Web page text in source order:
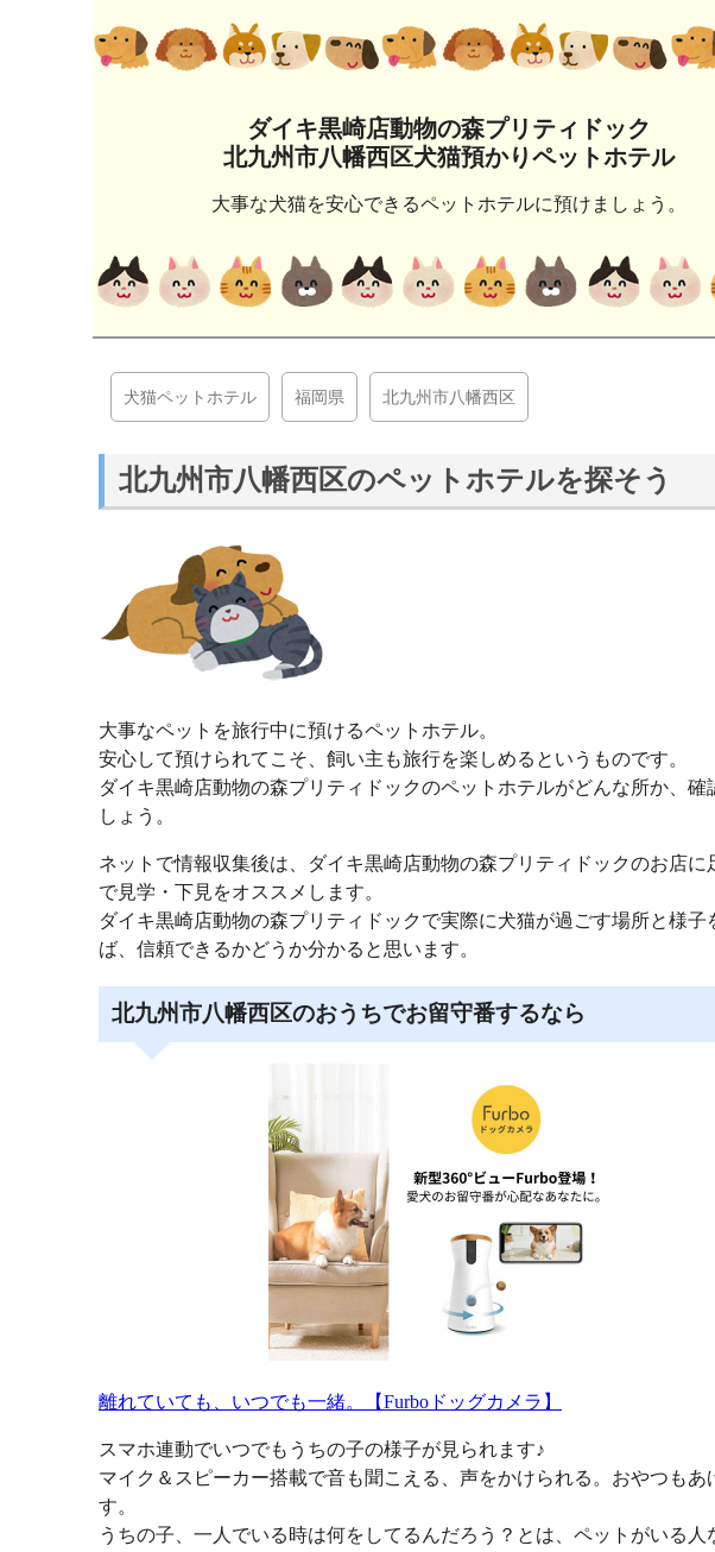
ダイキ黒崎店動物の森プリティドック
北九州市八幡西区犬猫預かりペットホテル
大事な犬猫を安心できるペットホテルに預けましょう。
犬猫ペットホテル 福岡県 北九州市八幡西区
北九州市八幡西区のペットホテルを探そう
大事なペットを旅行中に預けるペットホテル。
安心して預けられてこそ、飼い主も旅行を楽しめるというものです。
ダイキ黒崎店動物の森プリティドックのペットホテルがどんな所か、確
しょう。
ネットで情報収集後は、ダイキ黒崎店動物の森プリティドックのお店に
で見学・下見をオススメします。
ダイキ黒崎店動物の森プリティドックで実際に犬猫が過ごす場所と様子
ば、信頼できるかどうか分かると思います。
北九州市八幡西区のおうちでお留守番するなら
離れていても、いつでも一緒。【Furboドッグカメラ】
スマホ連動でいつでもうちの子の様子が見られます♪
マイク＆スピーカー搭載で音も聞こえる、声をかけられる。おやつもあ
す。
うちの子、一人でいる時は何をしてるんだろう？とは、ペットがいる人